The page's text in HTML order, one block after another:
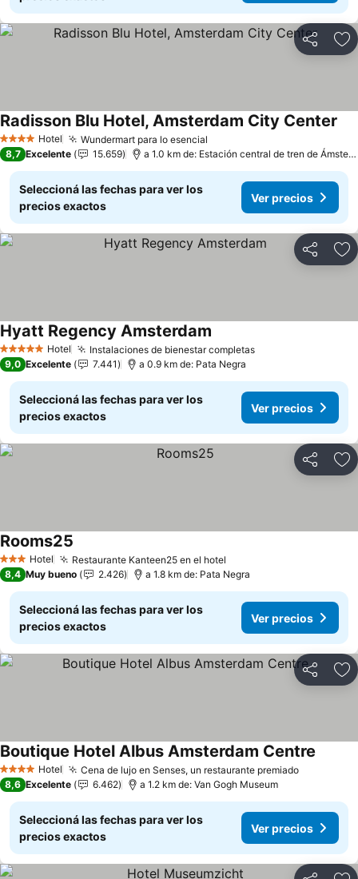
Compartir
4 EstrellasHotel Wundermart para lo esencial
Radisson Blu Hotel, Amsterdam City Center
8,7 Excelente 15.659 a 1.0 km de: Estación central de tren de Ámsterdam
Seleccioná las fechas para ver los
precios exactos
Ver precios
Compartir
5 Estrellas Hotel Instalaciones de bienestar completas
Hyatt Regency Amsterdam
9,0 Excelente 7.441 a 0.9 km de: Pata Negra
Seleccioná las fechas para ver los
precios exactos
Ver precios
Compartir
3 Estrellas
Hotel Restaurante Kanteen25 en el hotel
Rooms25
8,4 Muy bueno 2.426 a 1.8 km de: Pata Negra
Seleccioná las fechas para ver los
precios exactos
Ver precios
Compartir
4 EstrellasHotel Cena de lujo en Senses, un restaurante premiado
Boutique Hotel Albus Amsterdam Centre
8,6 Excelente 6.462 a 1.2 km de: Van Gogh Museum
Seleccioná las fechas para ver los
precios exactos
Ver precios